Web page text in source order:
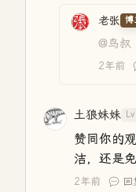
老张 博
@鸟叔
2年前
土狼妹妹
赞同你的
洁，还是免
2年前 回